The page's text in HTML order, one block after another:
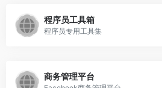
程序员工具箱
程序员专用工具集
商务管理平台